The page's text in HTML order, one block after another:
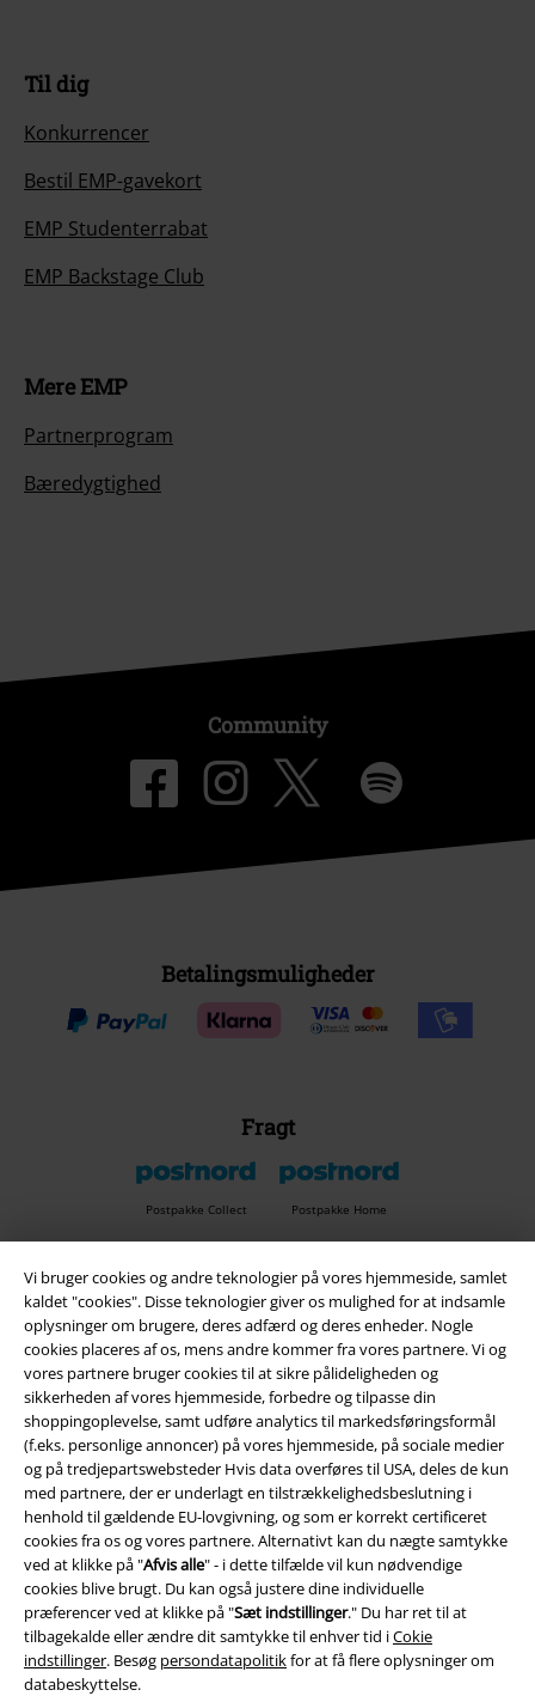
Vi bruger cookies og andre teknologier på vores hjemmeside, samlet
kaldet "cookies". Disse teknologier giver os mulighed for at indsamle
oplysninger om brugere, deres adfærd og deres enheder. Nogle
cookies placeres af os, mens andre kommer fra vores partnere. Vi og
vores partnere bruger cookies til at sikre pålideligheden og
sikkerheden af ​​vores hjemmeside, forbedre og tilpasse din
shoppingoplevelse, samt udføre analytics til markedsføringsformål
(f.eks. personlige annoncer) på vores hjemmeside, på sociale medier
og på tredjepartswebsteder Hvis data overføres til USA, deles de kun
med partnere, der er underlagt en tilstrækkelighedsbeslutning i
henhold til gældende EU-lovgivning, og som er korrekt certificeret
cookies fra os og vores partnere. Alternativt kan du nægte samtykke
ved at klikke på "Afvis alle" - i dette tilfælde vil kun nødvendige
cookies blive brugt. Du kan også justere dine individuelle
præferencer ved at klikke på "Sæt indstillinger." Du har ret til at
tilbagekalde eller ændre dit samtykke til enhver tid iCokie
indstillinger. Besøg persondatapolitikfor at få flere oplysninger om
databeskyttelse.
Til dig
Konkurrencer
Bestil EMP-gavekort
EMP Studenterrabat
EMP Backstage Club
Mere EMP
Partnerprogram
Bæredygtighed
Community
Betalingsmuligheder
Fragt
Postpakke Collect Postpakke Home
EMP app
Download den nye EMP app gratis og få glæde af alle forbedringerne
og fordelene!
A Warner Music Group Company